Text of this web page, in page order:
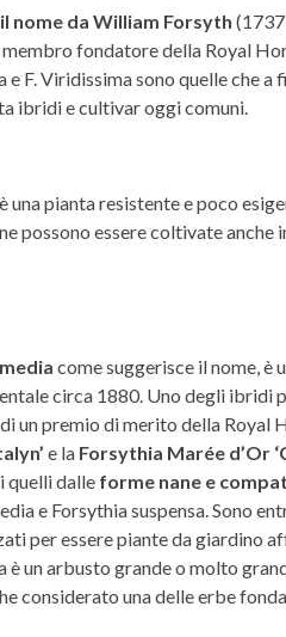
nome da William Forsyth
fondatore della Royal
e F. Viridissima sono quelle che a
ibridi e cultivar oggi comuni.
una pianta resistente e poco
possono essere coltivate anche
come suggerisce il nome, è
circa 1880. Uno degli ibridi
un premio di merito della Royal
e la Forsythia Marée d’Or
quelli dalle forme nane e
e Forsythia suspensa. Sono
per essere piante da giardino
è un arbusto grande o molto
considerato una delle erbe